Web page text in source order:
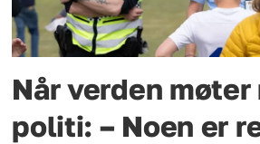
Når verden møter
politi: – Noen er